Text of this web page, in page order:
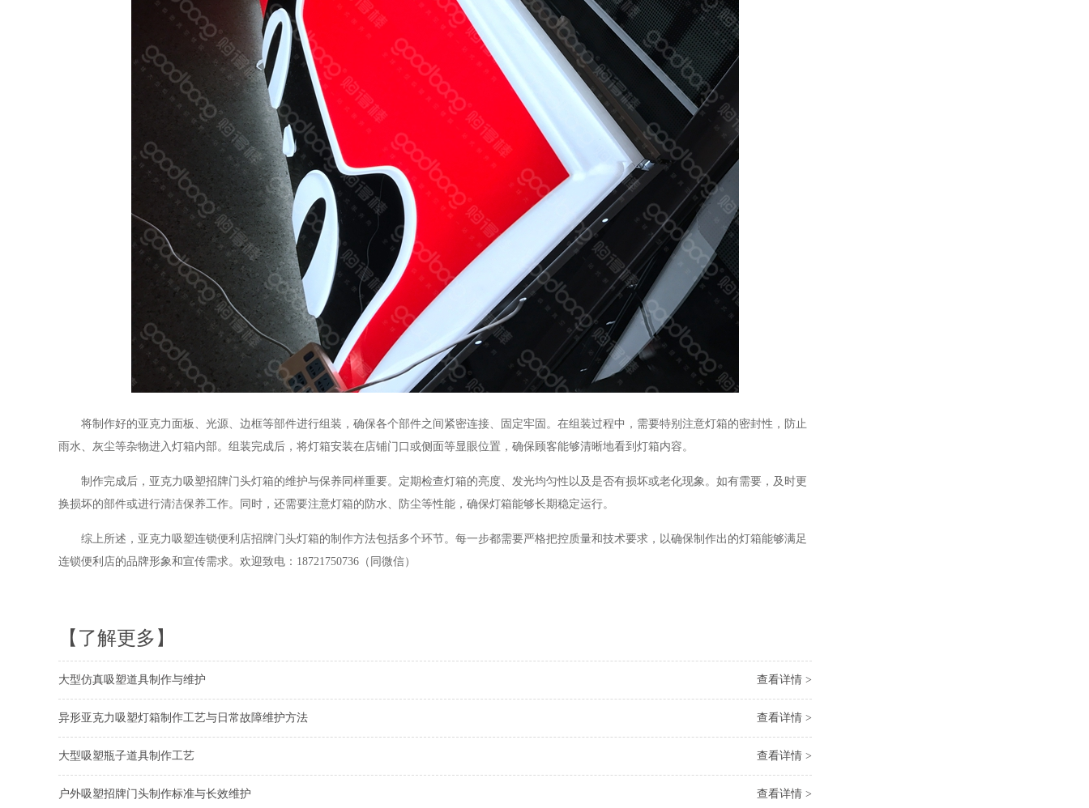
将制作好的亚克力面板、光源、边框等部件进行组装，确保各个部件之间紧密连接、固定牢固。在组装过程中，需要特别注意灯箱的密封性，防止
雨水、灰尘等杂物进入灯箱内部。组装完成后，将灯箱安装在店铺门口或侧面等显眼位置，确保顾客能够清晰地看到灯箱内容。
制作完成后，亚克力吸塑招牌门头灯箱的维护与保养同样重要。定期检查灯箱的亮度、发光均匀性以及是否有损坏或老化现象。如有需要，及时更
换损坏的部件或进行清洁保养工作。同时，还需要注意灯箱的防水、防尘等性能，确保灯箱能够长期稳定运行。
综上所述，亚克力吸塑连锁便利店招牌门头灯箱的制作方法包括多个环节。每一步都需要严格把控质量和技术要求，以确保制作出的灯箱能够满足
连锁便利店的品牌形象和宣传需求。欢迎致电：18721750736（同微信）
【了解更多】
查看详情 >
大型仿真吸塑道具制作与维护
查看详情 >
异形亚克力吸塑灯箱制作工艺与日常故障维护方法
查看详情 >
大型吸塑瓶子道具制作工艺
查看详情 >
户外吸塑招牌门头制作标准与长效维护